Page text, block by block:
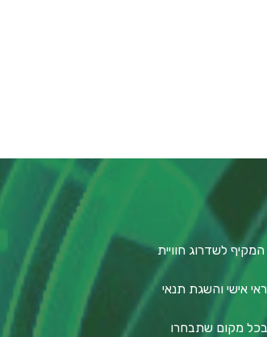
לשדרוג חוויית
אישי והשגת תנאי
בכל מקום שתבחרו